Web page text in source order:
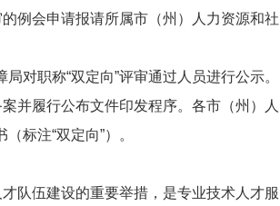
例会申请报请所属市（州）人力资源和社
对职称“双定向”评审通过人员进行公示。
并履行公布文件印发程序。各市（州）人
标注“双定向”）。
队伍建设的重要举措，是专业技术人才服